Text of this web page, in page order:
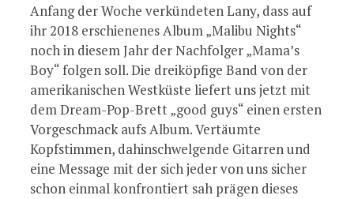
Anfang der Woche verkündeten Lany, dass auf
ihr 2018 erschienenes Album „Malibu Nights“
noch in diesem Jahr der Nachfolger „Mama’s
Boy“ folgen soll. Die dreiköpfige Band von der
amerikanischen Westküste liefert uns jetzt mit
dem Dream-Pop-Brett „good guys“ einen ersten
Vorgeschmack aufs Album. Vertäumte
Kopfstimmen, dahinschwelgende Gitarren und
eine Message mit der sich jeder von uns sicher
schon einmal konfrontiert sah prägen dieses